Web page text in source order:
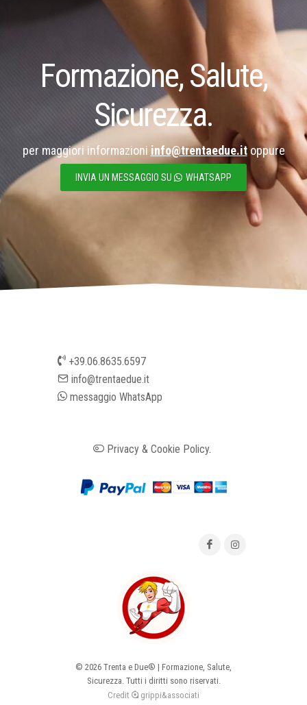
Formazione, Salute,
Sicurezza.
per maggiori informazioni info@trentaedue.itoppure
INVIA UN MESSAGGIO SU WHATSAPP
+39.06.8635.6597
info@trentaedue.it
messaggio WhatsApp
Privacy & Cookie Policy.
© 2026 Trenta e Due® | Formazione, Salute,
Sicurezza. Tutti i diritti sono riservati.
Credit
grippi&associati